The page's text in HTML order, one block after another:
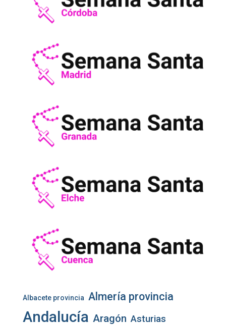
Albacete provincia Almería provincia
Andalucía Aragón Asturias